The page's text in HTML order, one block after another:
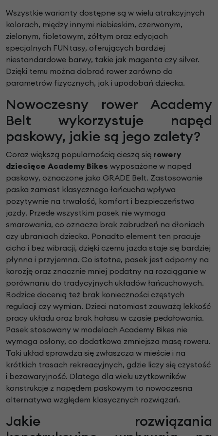
Wszystkie warianty dostępne są w wielu atrakcyjnych
kolorach, między innymi niebieskim, czerwonym,
zielonym, fioletowym, żółtym oraz edycjach
specjalnych FUNtasy, oferujących bardziej
niestandardowe barwy, takie jak magenta czy silver.
Dzięki temu można dobrać rower zarówno do
parametrów fizycznych, jak i upodobań dziecka.
Nowoczesny rower Academy
Belt wykorzystuje napęd
paskowy, jakie są jego zalety?
Coraz większą popularnością cieszą się rowery
dziecięce Academy Bikes wyposażone w napęd
paskowy, oznaczone jako GRADE Belt. Zastosowanie
paska zamiast klasycznego łańcucha wpływa
pozytywnie na trwałość, komfort i bezpieczeństwo
jazdy. Przede wszystkim pasek nie wymaga
smarowania, co oznacza brak zabrudzeń na dłoniach
czy ubraniach dziecka. Ponadto element ten pracuje
cicho i bez wibracji, dzięki czemu jazda staje się bardziej
płynna i przyjemna. Co istotne, pasek jest odporny na
korozję oraz znacznie mniej podatny na rozciąganie w
porównaniu do tradycyjnych układów łańcuchowych.
Rodzice docenią też brak konieczności częstych
regulacji czy wymian. Dzieci natomiast zauważą lekkość
pracy układu oraz brak hałasu w czasie pedałowania.
Pasek stosowany w modelach Academy Bikes nie
wymaga osłony, co dodatkowo zmniejsza masę roweru.
Taki układ sprawdza się zwłaszcza w mieście i na
krótkich trasach rekreacyjnych, gdzie liczy się czystość
i bezawaryjność. Dlatego dla wielu użytkowników
konstrukcje z napędem paskowym to nowoczesna
alternatywa względem klasycznych rozwiązań.
Jakie rozwiązania